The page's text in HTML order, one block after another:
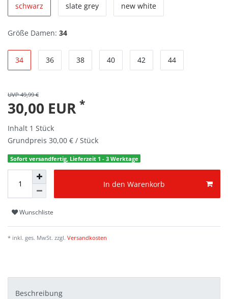
schwarz slate grey new white
Größe Damen: 34
34 36 38 40 42 44
UVP 49,99 €
30,00 EUR *
Inhalt 1 Stück
Grundpreis 30,00 € / Stück
Sofort versandfertig, Lieferzeit 1 - 3 Werktage
In den Warenkorb
Wunschliste
* inkl. ges. MwSt. zzgl. Versandkosten
Beschreibung